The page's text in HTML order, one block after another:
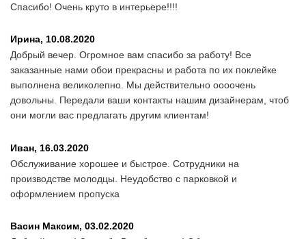
Спасибо! Очень круто в интерьере!!!!
Ирина, 10.08.2020
Добрый вечер. Огромное вам спасибо за работу! Все
заказанные нами обои прекрасны и работа по их поклейке
выполнена великолепно. Мы действительно оооочень
довольны. Передали ваши контакты нашим дизайнерам, чтоб
они могли вас предлагать другим клиентам!
Иван, 16.03.2020
Обслуживание хорошее и быстрое. Сотрудники на
производстве молодцы. Неудобство с парковкой и
оформлением пропуска
Васин Максим, 03.02.2020